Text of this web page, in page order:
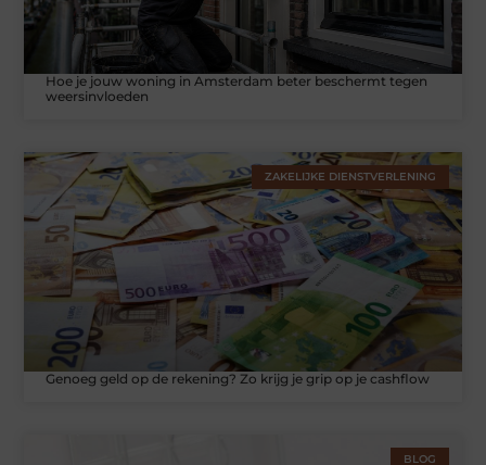
Hoe je jouw woning in Amsterdam beter beschermt tegen
weersinvloeden
ZAKELIJKE DIENSTVERLENING
Genoeg geld op de rekening? Zo krijg je grip op je cashflow
BLOG